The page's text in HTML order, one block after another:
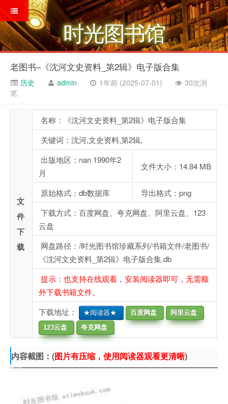
时光图书馆
老图书–《沈河文史资料_第2辑》电子版合集
历史 admin 1年前 (2025-07-01)
30次浏
览
文
件
下
载
名称：《沈河文史资料_第2辑》电子版合集
关键词：沈河,文史资料,第2辑,
出版地区：nan 1990年2
月
文件大小：14.84 MB
原始格式：db数据库
导出格式：png
下载方式：百度网盘、夸克网盘、阿里云盘、123
云盘
网盘路径：/时光图书馆珍藏系列/书籍文件/老图书/
《沈河文史资料_第2辑》电子版合集.db
提示：也支持在线观看，安装阅读器即可，无需额
外下载书籍文件。
下载地址：
★阅读器★ 百度网盘
阿里云盘
123云盘
夸克网盘
内容截图：(图片有压缩，使用阅读器观看更清晰)